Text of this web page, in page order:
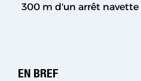
300 m d'un arrêt navette
EN BREF